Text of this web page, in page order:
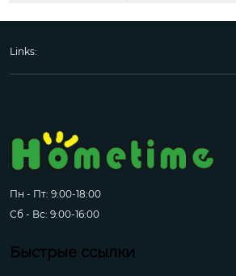
Links:
Пн - Пт: 9:00-18:00
Сб - Вс: 9:00-16:00
Быстрые ссылки